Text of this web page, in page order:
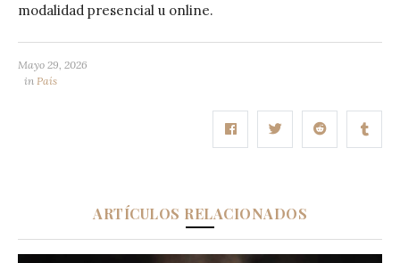
modalidad presencial u online.
Mayo 29, 2026
in País
ARTÍCULOS RELACIONADOS